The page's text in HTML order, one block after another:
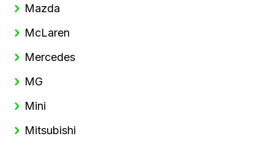
Mazda
McLaren
Mercedes
MG
Mini
Mitsubishi